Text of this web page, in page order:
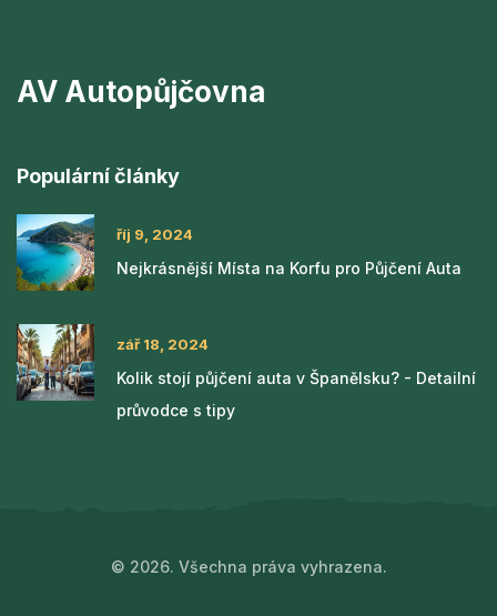
AV Autopůjčovna
Populární články
říj 9, 2024
Nejkrásnější Místa na Korfu pro Půjčení Auta
zář 18, 2024
Kolik stojí půjčení auta v Španělsku? - Detailní
průvodce s tipy
© 2026. Všechna práva vyhrazena.